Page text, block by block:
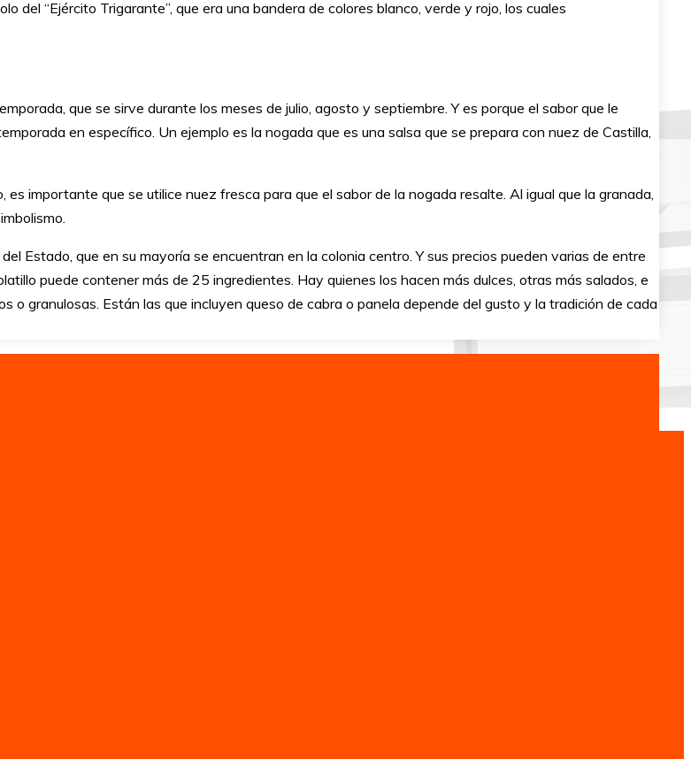
del “Ejército Trigarante”, que era una bandera de colores blanco, verde y rojo, los cuales
que se sirve durante los meses de julio, agosto y septiembre. Y es porque el sabor que le
en específico. Un ejemplo es la nogada que es una salsa que se prepara con nuez de Castilla,
importante que se utilice nuez fresca para que el sabor de la nogada resalte. Al igual que la granada,
Estado, que en su mayoría se encuentran en la colonia centro. Y sus precios pueden varias de entre
puede contener más de 25 ingredientes. Hay quienes los hacen más dulces, otras más salados, e
o granulosas. Están las que incluyen queso de cabra o panela depende del gusto y la tradición de cada